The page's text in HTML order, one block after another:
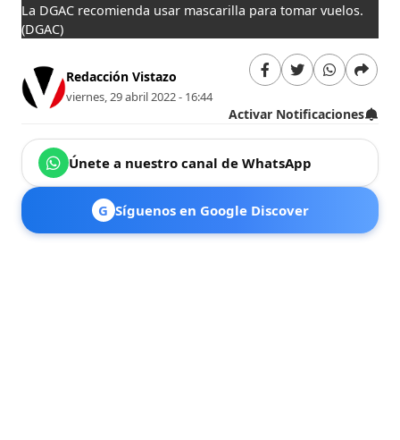
La DGAC recomienda usar mascarilla para tomar vuelos.
(DGAC)
Redacción Vistazo
viernes, 29 abril 2022 - 16:44
Activar Notificaciones
Únete a nuestro canal de WhatsApp
G Síguenos en Google Discover